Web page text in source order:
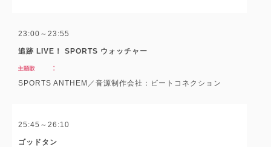
23:00～23:55
追跡 LIVE！ SPORTS ウォッチャー
SPORTS ANTHEM／音源制作会社：ビートコネクション
25:45～26:10
ゴッドタン